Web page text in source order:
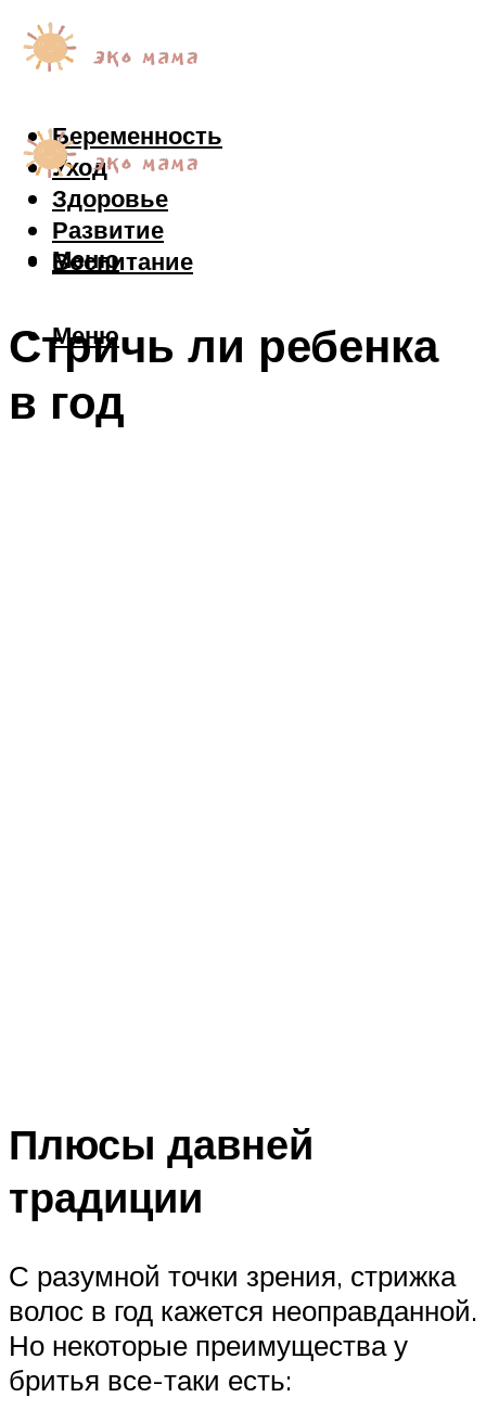
Беременность
Уход
Здоровье
Развитие
Воспитание
Меню
Меню
Стричь ли ребенка
в год
Плюсы давней
традиции
С разумной точки зрения, стрижка
волос в год кажется неоправданной.
Но некоторые преимущества у
бритья все-таки есть: